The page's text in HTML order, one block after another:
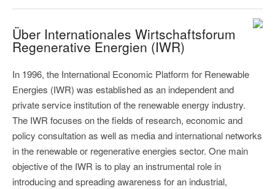
Über Internationales Wirtschaftsforum
Regenerative Energien (IWR)
In 1996, the International Economic Platform for Renewable
Energies (IWR) was established as an independent and
private service institution of the renewable energy industry.
The IWR focuses on the fields of research, economic and
policy consultation as well as media and international networks
in the renewable or regenerative energies sector. One main
objective of the IWR is to play an instrumental role in
introducing and spreading awareness for an industrial,